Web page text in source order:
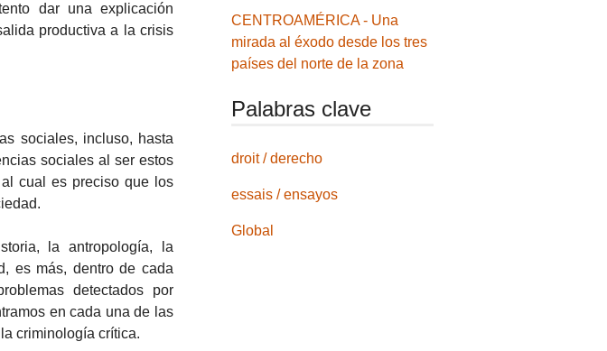
dar una explicación
productiva a la crisis
sociales, incluso, hasta
sociales al ser estos
cual es preciso que los
la antropología, la
es más, dentro de cada
detectados por
en cada una de las
criminología crítica.
CENTROAMÉRICA - Una
mirada al éxodo desde los tres
países del norte de la zona
Palabras clave
droit / derecho
essais / ensayos
Global